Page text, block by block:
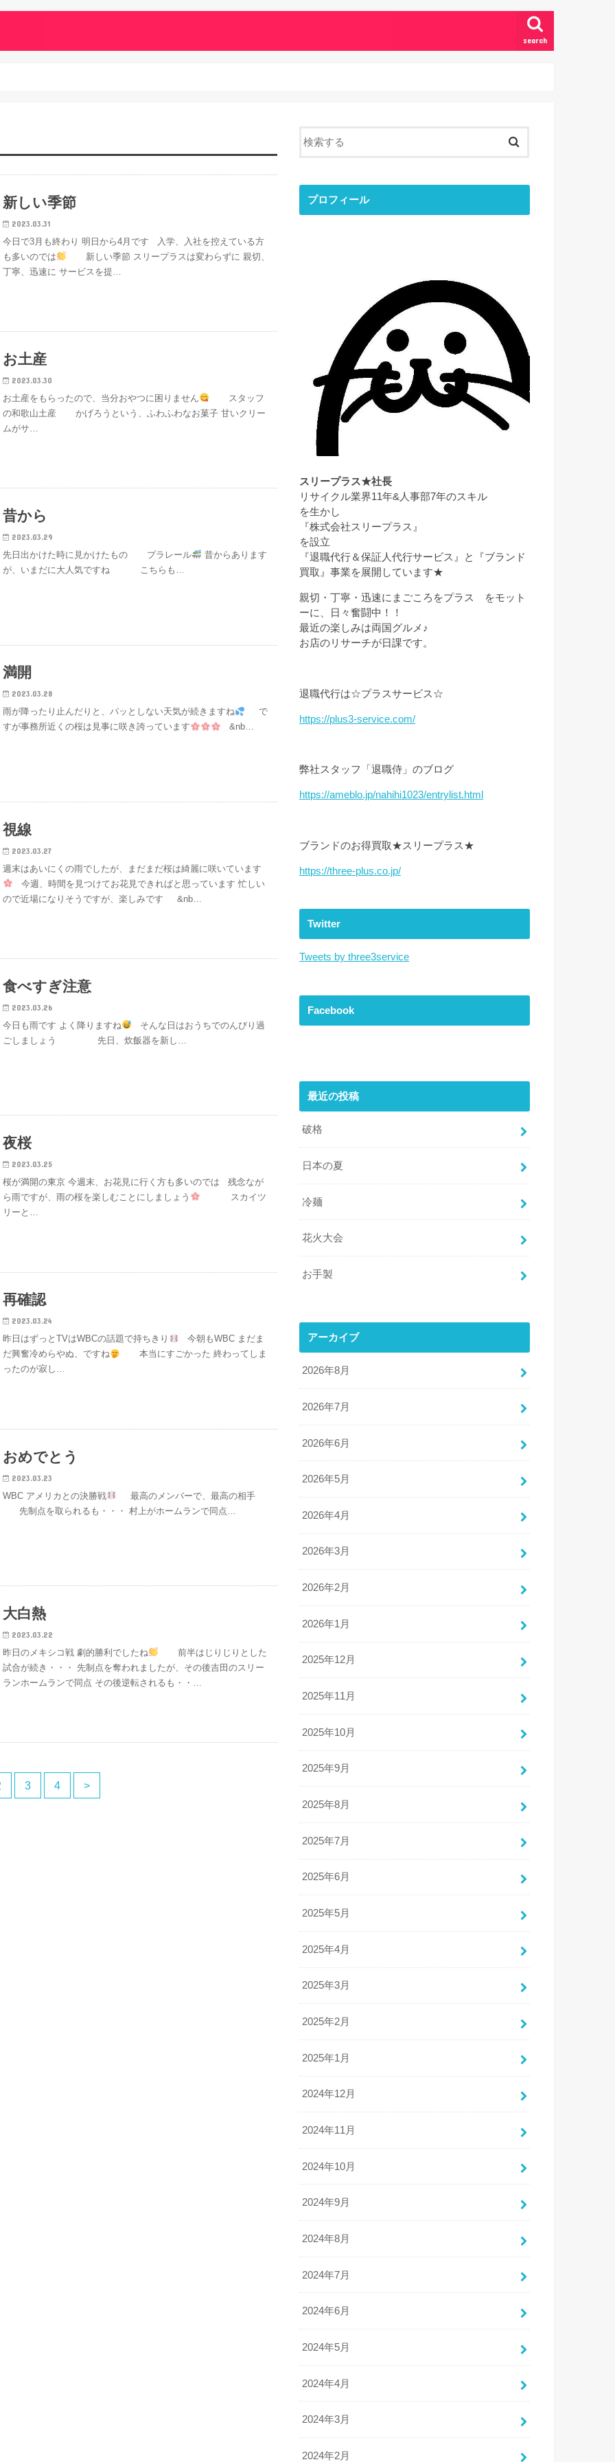
search
新しい季節
2023.03.31
今日で3月も終わり 明日から4月です 入学、入社を控えている方
も多いのでは
新しい季節 スリープラスは変わらずに 親切、
丁寧、迅速に サービスを提…
お土産
2023.03.30
お土産をもらったので、当分おやつに困りません
スタッフ
の和歌山土産 かげろうという、ふわふわなお菓子 甘いクリー
ムがサ…
昔から
2023.03.29
先日出かけた時に見かけたもの プラレール
昔からあります
が、いまだに大人気ですね こちらも…
満開
2023.03.28
雨が降ったり止んだりと、パッとしない天気が続きますね
で
すが事務所近くの桜は見事に咲き誇っています
&nb…
視線
2023.03.27
週末はあいにくの雨でしたが、まだまだ桜は綺麗に咲いています
今週、時間を見つけてお花見できればと思っています 忙しい
ので近場になりそうですが、楽しみです &nb…
食べすぎ注意
2023.03.26
今日も雨です よく降りますね
そんな日はおうちでのんびり過
ごしましょう 先日、炊飯器を新し…
夜桜
2023.03.25
桜が満開の東京 今週末、お花見に行く方も多いのでは 残念なが
ら雨ですが、雨の桜を楽しむことにしましょう
スカイツ
リーと…
再確認
2023.03.24
昨日はずっとTVはWBCの話題で持ちきり
今朝もWBC まだま
だ興奮冷めらやぬ、ですね
本当にすごかった 終わってしま
ったのが寂し…
おめでとう
2023.03.23
WBC アメリカとの決勝戦
最高のメンバーで、最高の相手
先制点を取られるも・・・ 村上がホームランで同点…
大白熱
2023.03.22
昨日のメキシコ戦 劇的勝利でしたね
前半はじりじりとした
試合が続き・・・ 先制点を奪われましたが、その後吉田のスリー
ランホームランで同点 その後逆転されるも・・…
3 4 >
プロフィール
スリープラス★社長
リサイクル業界11年&人事部7年のスキル
を生かし
『株式会社スリープラス』
を設立
『退職代行＆保証人代行サービス』と『ブランド
買取』事業を展開しています★
親切・丁寧・迅速にまごころをプラス をモット
ーに、日々奮闘中！！
最近の楽しみは両国グルメ♪
お店のリサーチが日課です。
退職代行は☆プラスサービス☆
https://plus3-service.com/
弊社スタッフ「退職侍」のブログ
https://ameblo.jp/nahihi1023/entrylist.html
ブランドのお得買取★スリープラス★
https://three-plus.co.jp/
Twitter
Tweets by three3service
Facebook
最近の投稿
破格
日本の夏
冷麺
花火大会
お手製
アーカイブ
2026年8月
2026年7月
2026年6月
2026年5月
2026年4月
2026年3月
2026年2月
2026年1月
2025年12月
2025年11月
2025年10月
2025年9月
2025年8月
2025年7月
2025年6月
2025年5月
2025年4月
2025年3月
2025年2月
2025年1月
2024年12月
2024年11月
2024年10月
2024年9月
2024年8月
2024年7月
2024年6月
2024年5月
2024年4月
2024年3月
2024年2月